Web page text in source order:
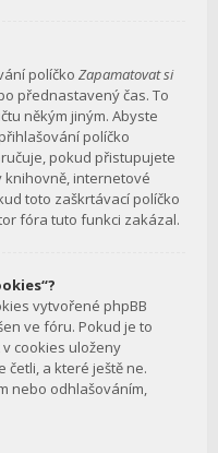
políčko Zapamatovat si
přednastavený čas. To
někým jiným. Abyste
políčko
pokud přistupujete
knihovně, internetové
toto zaškrtávací políčko
fóra tuto funkci zakázal.
vytvořené phpBB
ve fóru. Pokud je to
cookies uloženy
četli, a které ještě ne.
nebo odhlašováním,